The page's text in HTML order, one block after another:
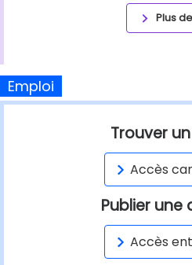
Plus
Emploi
Trouver
Accès
Publier une
Accès